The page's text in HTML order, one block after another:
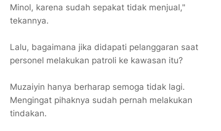
Minol, karena sudah sepakat tidak menjual,"
tekannya.
Lalu, bagaimana jika didapati pelanggaran saat
personel melakukan patroli ke kawasan itu?
Muzaiyin hanya berharap semoga tidak lagi.
Mengingat pihaknya sudah pernah melakukan
tindakan.